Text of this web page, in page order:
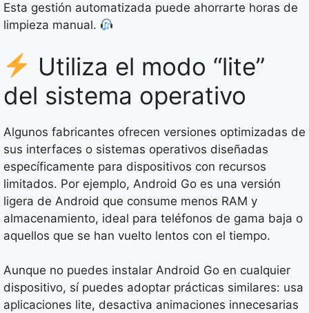
Esta gestión automatizada puede ahorrarte horas de
limpieza manual.
Utiliza el modo “lite”
del sistema operativo
Algunos fabricantes ofrecen versiones optimizadas de
sus interfaces o sistemas operativos diseñadas
específicamente para dispositivos con recursos
limitados. Por ejemplo, Android Go es una versión
ligera de Android que consume menos RAM y
almacenamiento, ideal para teléfonos de gama baja o
aquellos que se han vuelto lentos con el tiempo.
Aunque no puedes instalar Android Go en cualquier
dispositivo, sí puedes adoptar prácticas similares: usa
aplicaciones lite, desactiva animaciones innecesarias